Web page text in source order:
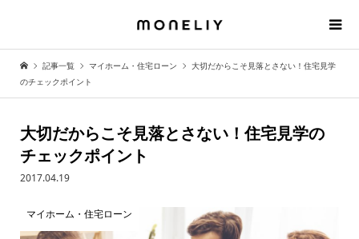
記事一覧 マイホーム・住宅ローン
大切だからこそ見落とさない！住宅見学
のチェックポイント
大切だからこそ見落とさない！住宅見学の
チェックポイント
2017.04.19
マイホーム・住宅ローン